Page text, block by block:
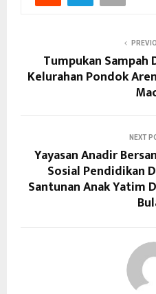
Tumpukan Sampah
Kelurahan Pondok
NEXT
Yayasan Anadir
Sosial Pendidikan
Santunan Anak Yatim